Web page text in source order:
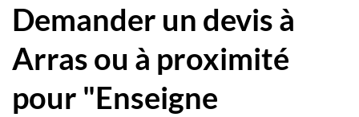
Demander un devis à
Arras ou à proximité
pour "Enseigne